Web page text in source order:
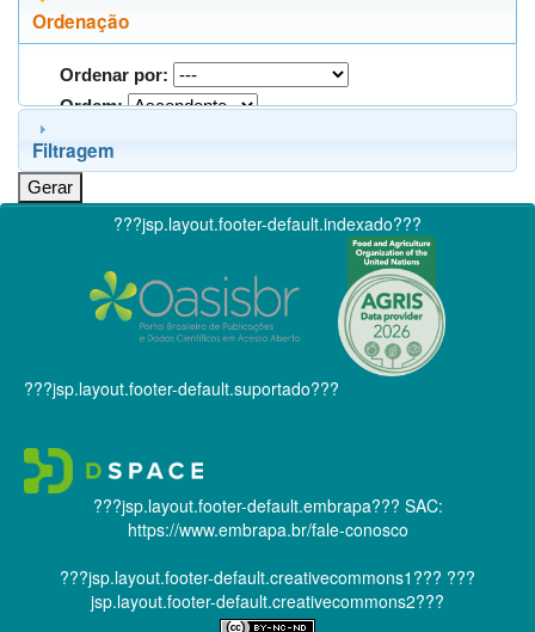
Ordenação
Ordenar por:
Ordem:
Filtragem
???jsp.layout.footer-default.indexado???
???jsp.layout.footer-default.suportado???
???jsp.layout.footer-default.embrapa??? SAC:
https://www.embrapa.br/fale-conosco
???jsp.layout.footer-default.creativecommons1??? ???
jsp.layout.footer-default.creativecommons2???